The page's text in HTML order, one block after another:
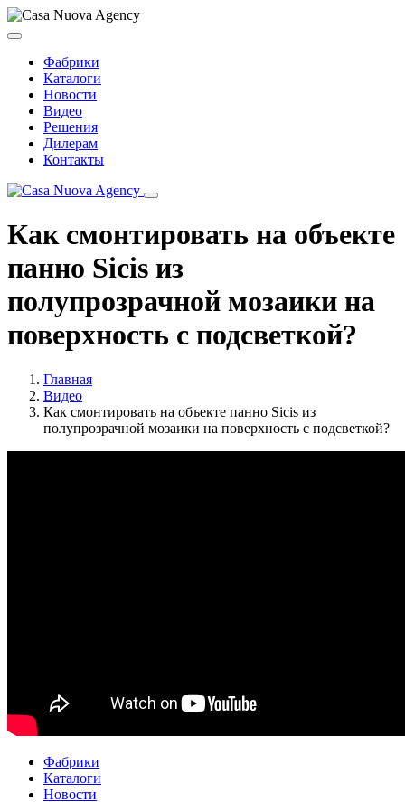
Фабрики
Каталоги
Новости
Видео
Решения
Дилерам
Контакты
Как смонтировать на объекте
панно Sicis из
полупрозрачной мозаики на
поверхность с подсветкой?
Главная
Видео
Как смонтировать на объекте панно Sicis из
полупрозрачной мозаики на поверхность с подсветкой?
Фабрики
Каталоги
Новости